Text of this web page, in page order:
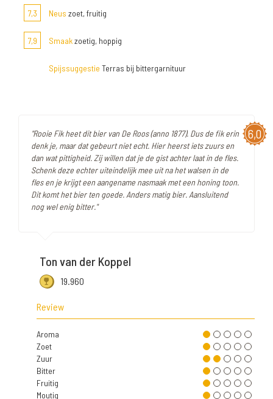
7,3 Neus zoet, fruitig
7,9 Smaakzoetig, hoppig
Spijssuggestie Terras bij bittergarnituur
6,0
"Rooie Fik heet dit bier van De Roos (anno 1877). Dus de fik erin
denk je, maar dat gebeurt niet echt. Hier heerst iets zuurs en
dan wat pittigheid. Zij willen dat je de gist achter laat in de fles.
Schenk deze echter uiteindelijk mee uit na het walsen in de
fles en je krijgt een aangename nasmaak met een honing toon.
Dit komt het bier ten goede. Anders matig bier. Aansluitend
nog wel enig bitter."
Ton van der Koppel
19.960
Review
Aroma
Zoet
Zuur
Bitter
Fruitig
Moutig